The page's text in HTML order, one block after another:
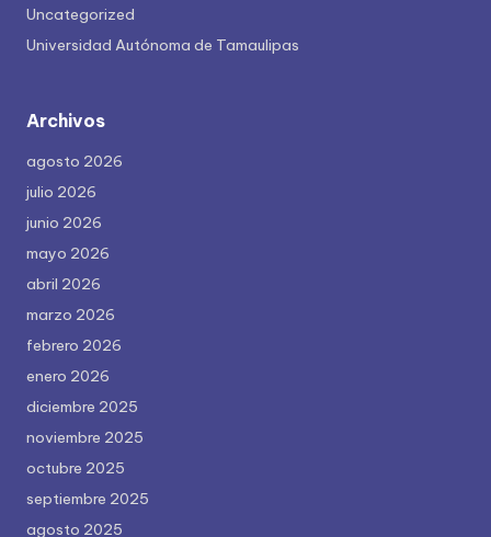
Uncategorized
Universidad Autónoma de Tamaulipas
Archivos
agosto 2026
julio 2026
junio 2026
mayo 2026
abril 2026
marzo 2026
febrero 2026
enero 2026
diciembre 2025
noviembre 2025
octubre 2025
septiembre 2025
agosto 2025